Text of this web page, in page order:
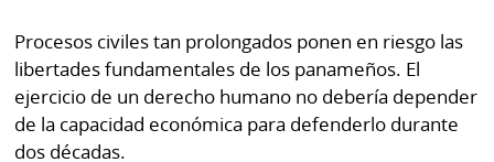
Procesos civiles tan prolongados ponen en riesgo las
libertades fundamentales de los panameños. El
ejercicio de un derecho humano no debería depender
de la capacidad económica para defenderlo durante
dos décadas.